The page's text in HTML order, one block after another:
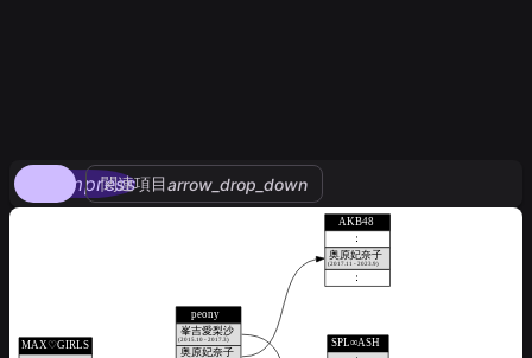
compress
関連項目arrow_drop_down